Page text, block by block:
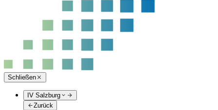
Schließen
IV Salzburg
Zurück